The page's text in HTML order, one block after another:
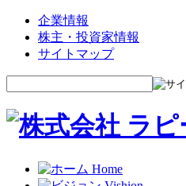
企業情報
株主・投資家情報
サイトマップ